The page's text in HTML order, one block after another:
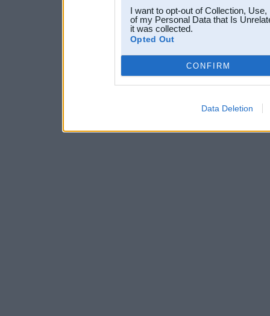
I want to opt-out of Collection,
of my Personal Data that Is
it was collected.
Opted Out
CONFIRM
Data Deletion